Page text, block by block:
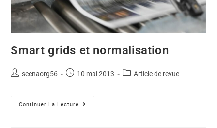
Smart grids et normalisation
seenaorg56 10 mai 2013 Article de revue
Continuer La Lecture